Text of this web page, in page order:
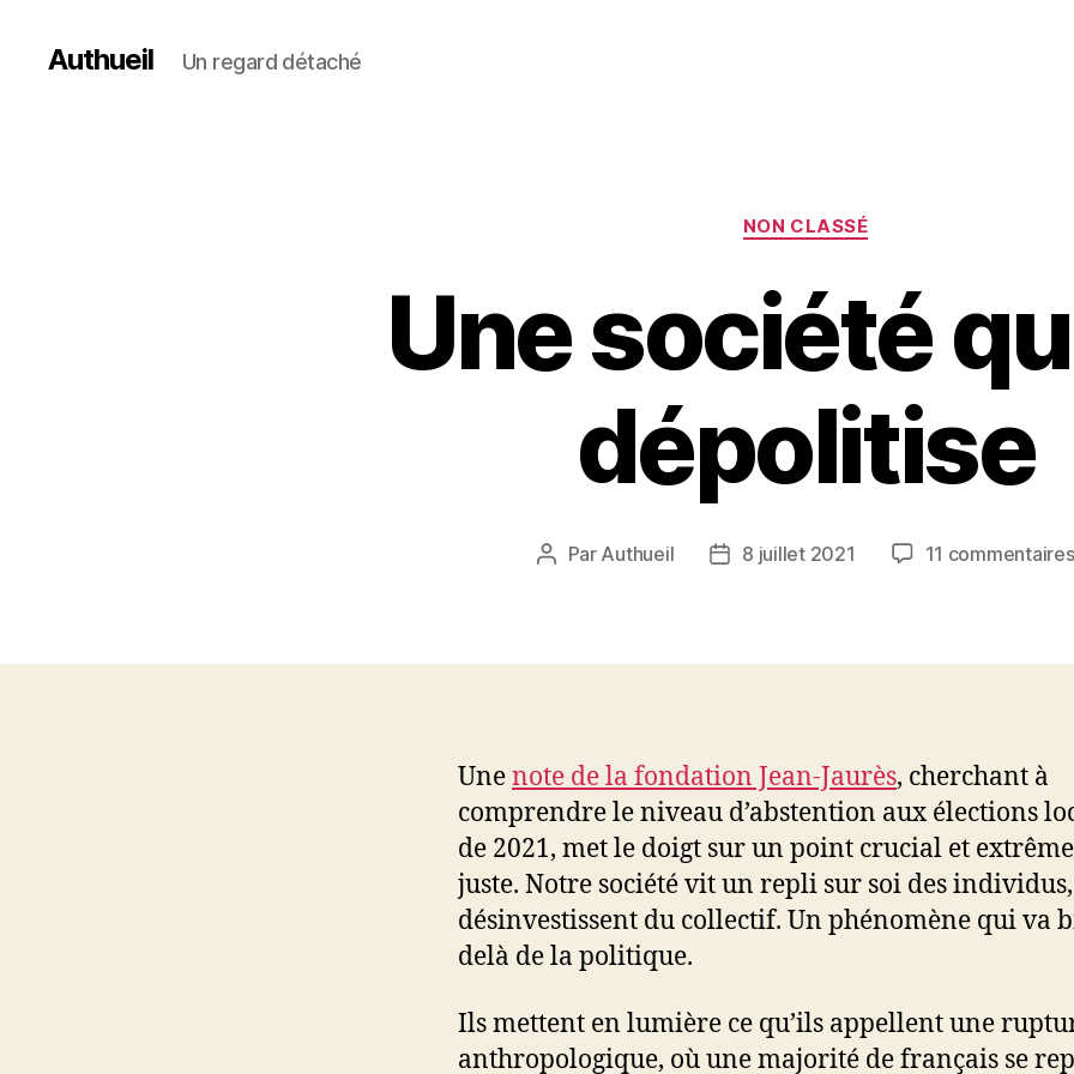
Authueil Un regard détaché
Catégories
NON CLASSÉ
Une société
dépolitise
Auteur
Par Authueil
Date8 juillet 2021 11 commentaires
Unenote de la fondation Jean-Jaurès, cherchant à
comprendre le niveau d’abstention aux élections
de 2021, met le doigt sur un point crucial et
juste. Notre société vit un repli sur soi des
désinvestissent du collectif. Un phénomène qui va
delà de la politique.
Ils mettent en lumière ce qu’ils appellent une
anthropologique, où une majorité de français se